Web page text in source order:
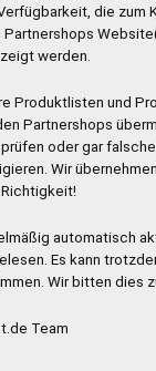
die zum
werden.
Produktlisten und
Partnershops
oder gar
Wir
automatisch
Es kann
Wir bitten dies
Team